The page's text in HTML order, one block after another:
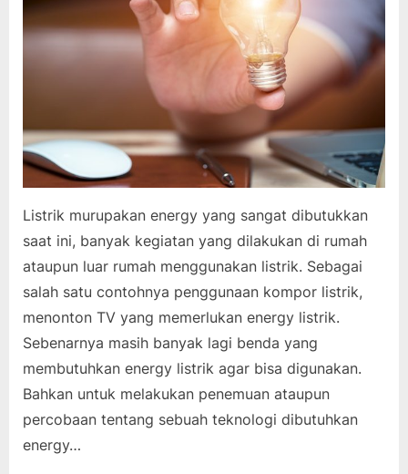
Listrik murupakan energy yang sangat dibutukkan
saat ini, banyak kegiatan yang dilakukan di rumah
ataupun luar rumah menggunakan listrik. Sebagai
salah satu contohnya penggunaan kompor listrik,
menonton TV yang memerlukan energy listrik.
Sebenarnya masih banyak lagi benda yang
membutuhkan energy listrik agar bisa digunakan.
Bahkan untuk melakukan penemuan ataupun
percobaan tentang sebuah teknologi dibutuhkan
energy…